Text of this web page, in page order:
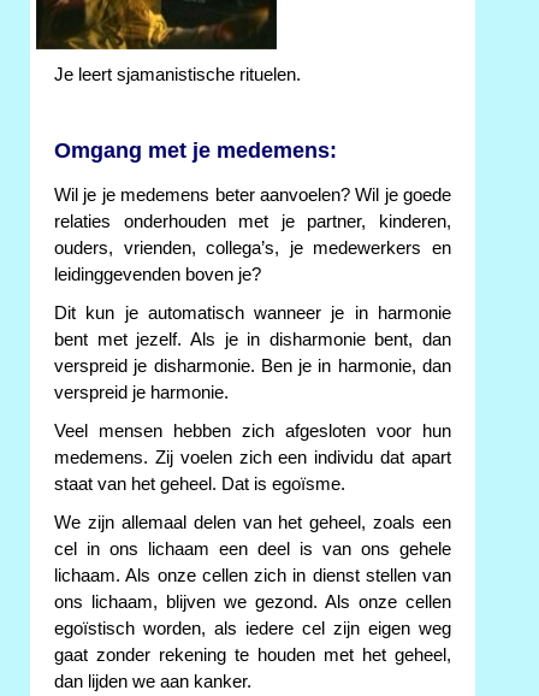
Je leert sjamanistische rituelen.
Omgang met je medemens:
Wil je je medemens beter aanvoelen? Wil je goede
relaties onderhouden met je partner, kinderen,
ouders, vrienden, collega’s, je medewerkers en
leidinggevenden boven je?
Dit kun je automatisch wanneer je in harmonie
bent met jezelf. Als je in disharmonie bent, dan
verspreid je disharmonie. Ben je in harmonie, dan
verspreid je harmonie.
Veel mensen hebben zich afgesloten voor hun
medemens. Zij voelen zich een individu dat apart
staat van het geheel. Dat is egoïsme.
We zijn allemaal delen van het geheel, zoals een
cel in ons lichaam een deel is van ons gehele
lichaam. Als onze cellen zich in dienst stellen van
ons lichaam, blijven we gezond. Als onze cellen
egoïstisch worden, als iedere cel zijn eigen weg
gaat zonder rekening te houden met het geheel,
dan lijden we aan kanker.